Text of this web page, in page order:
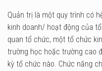
Quản trị là một quy trình có
kinh doanh/ hoạt động của
quan tổ chức, một tổ chức
trường học hoặc trường cao
kỳ tổ chức nào. Chức năng